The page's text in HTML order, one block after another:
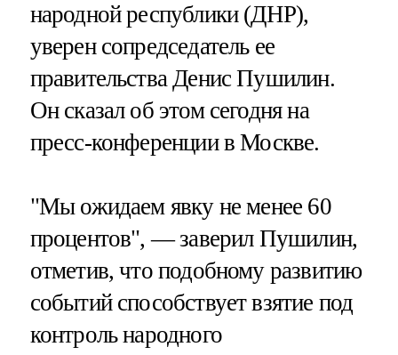
народной республики (ДНР),
уверен сопредседатель ее
правительства Денис Пушилин.
Он сказал об этом сегодня на
пресс-конференции в Москве.
"Мы ожидаем явку не менее 60
процентов", — заверил Пушилин,
отметив, что подобному развитию
событий способствует взятие под
контроль народного